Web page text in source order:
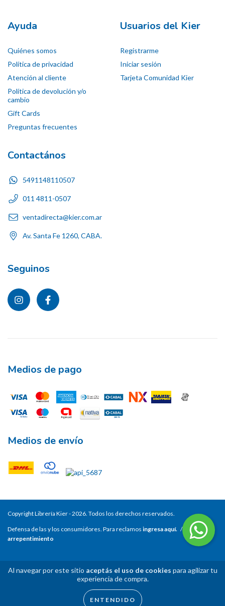
Al navegar por este sitio aceptás el uso de cookies para agilizar tu
experiencia de compra.
ENTENDIDO
Ayuda
Quiénes somos
Política de privacidad
Atención al cliente
Política de devolución y/o
cambio
Gift Cards
Preguntas frecuentes
Usuarios del Kier
Registrarme
Iniciar sesión
Tarjeta Comunidad Kier
Contactános
5491148110507
011 4811-0507
ventadirecta@kier.com.ar
Av. Santa Fe 1260, CABA.
Seguinos
Medios de pago
Medios de envío
Copyright Librería Kier - 2026. Todos los derechos reservados.
Defensa de las y los consumidores. Para reclamos ingresa aquí. /
Botón de
arrepentimiento